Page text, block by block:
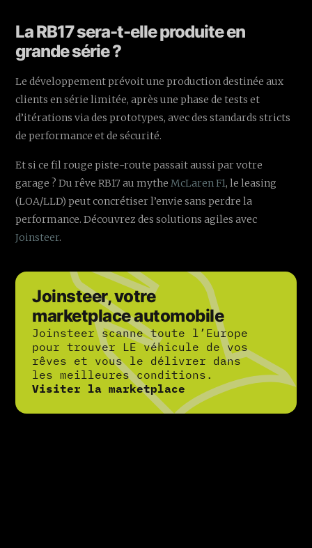
La RB17 sera-t-elle produite en
grande série ?
Le développement prévoit une production destinée aux
clients en série limitée, après une phase de tests et
d’itérations via des prototypes, avec des standards stricts
de performance et de sécurité.
Et si ce fil rouge piste-route passait aussi par votre
garage ? Du rêve RB17 au mytheMcLaren F1, le leasing
(LOA/LLD) peut concrétiser l’envie sans perdre la
performance. Découvrez des solutions agiles avec
Joinsteer.
Joinsteer, votre
marketplace automobile
Joinsteer scanne toute l’Europe
pour trouver LE véhicule de vos
rêves et vous le délivrer dans
les meilleures conditions.
Visiter la marketplace